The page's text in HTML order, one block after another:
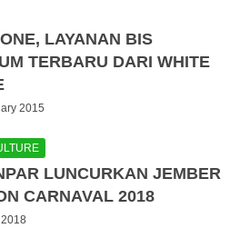
LAYANAN BIS
TERBARU DARI WHITE
2015
LUNCURKAN JEMBER
CARNAVAL 2018